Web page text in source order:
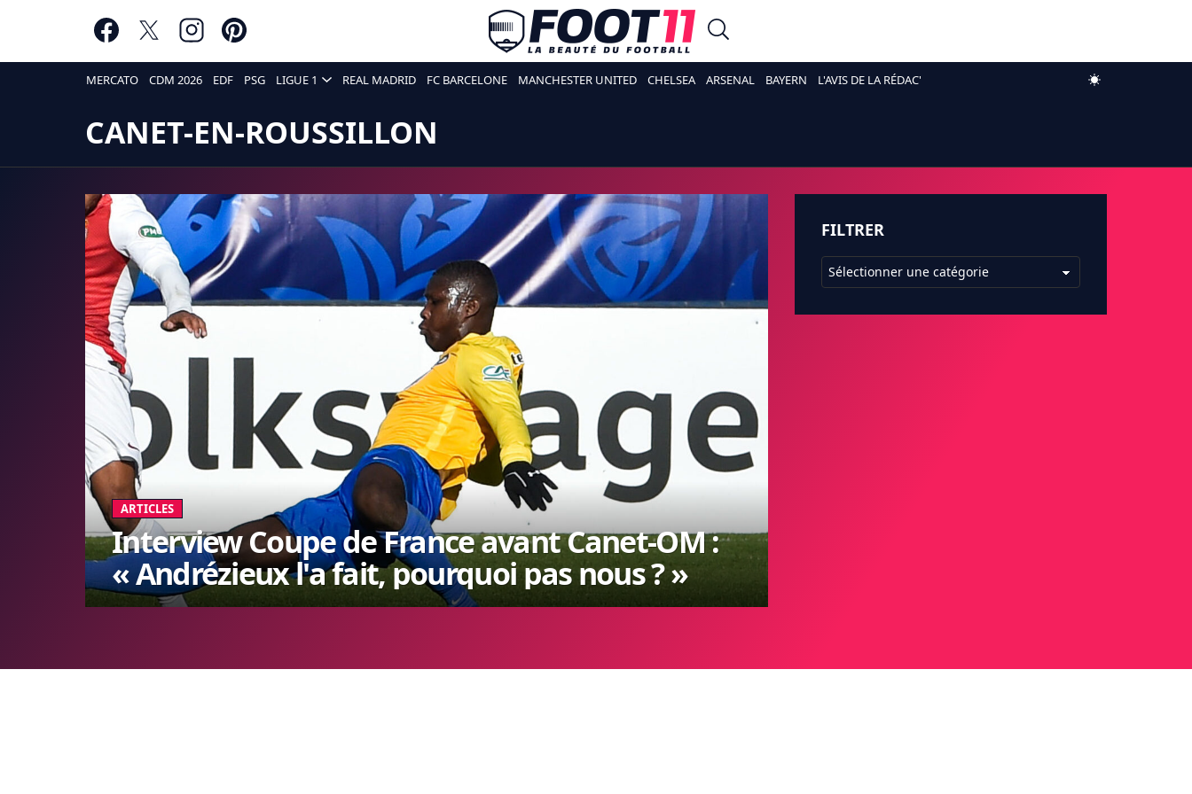
MERCATO CDM 2026 EDF PSG LIGUE 1 REAL MADRID FC BARCELONE MANCHESTER UNITED CHELSEA ARSENAL BAYERN L'AVIS DE LA RÉDAC'
CANET-EN-ROUSSILLON
ARTICLES
Interview Coupe de France avant Canet-OM :
« Andrézieux l'a fait, pourquoi pas nous ? »
FILTRER